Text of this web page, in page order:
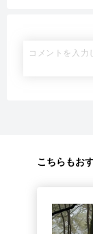
こちらもお